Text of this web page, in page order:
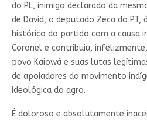
do PL, inimigo declarado da
de David, o deputado Zeca do PT,
histórico do partido com a causa
Coronel e contribuiu,
povo Kaiowá e suas lutas
de apoiadores do movimento
ideológica do agro.
É doloroso e absolutamente